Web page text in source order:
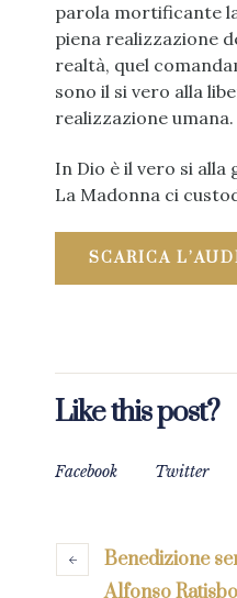
parola mortificante
piena realizzazione
realtà, quel
sono il si vero alla
realizzazione umana.
In Dio è il vero si alla
La Madonna ci
SCARICA
Like this post?
Facebook Twitter
Benedizione
Alfonso